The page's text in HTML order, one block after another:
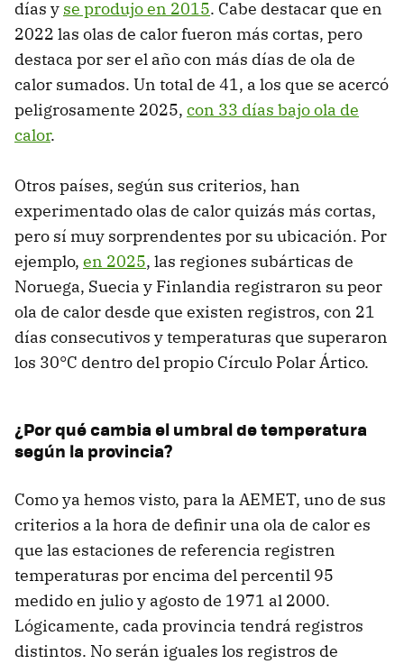
días y se produjo en 2015. Cabe destacar que en
2022 las olas de calor fueron más cortas, pero
destaca por ser el año con más días de ola de
calor sumados. Un total de 41, a los que se acercó
peligrosamente 2025, con 33 días bajo ola de
calor.
Otros países, según sus criterios, han
experimentado olas de calor quizás más cortas,
pero sí muy sorprendentes por su ubicación. Por
ejemplo, en 2025, las regiones subárticas de
Noruega, Suecia y Finlandia registraron su peor
ola de calor desde que existen registros, con 21
días consecutivos y temperaturas que superaron
los 30°C dentro del propio Círculo Polar Ártico.
¿Por qué cambia el umbral de temperatura
según la provincia?
Como ya hemos visto, para la AEMET, uno de sus
criterios a la hora de definir una ola de calor es
que las estaciones de referencia registren
temperaturas por encima del percentil 95
medido en julio y agosto de 1971 al 2000.
Lógicamente, cada provincia tendrá registros
distintos. No serán iguales los registros de